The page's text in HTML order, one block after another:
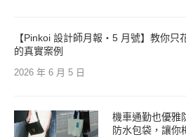
【Pinkoi 設計師月報・5 月號】教你
的真實案例
2026 年 6 月 5 日
機車通勤也優雅
防水包袋，讓你